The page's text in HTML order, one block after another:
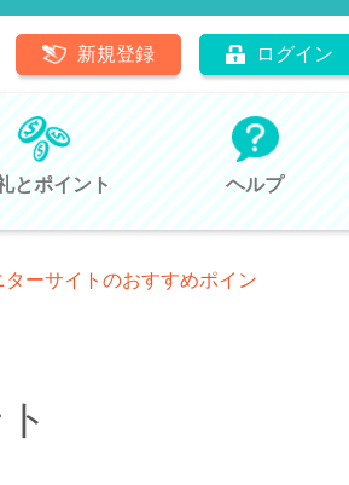
新規登録 ログイン
とポイント ヘルプ
ーサイトのおすすめポイン